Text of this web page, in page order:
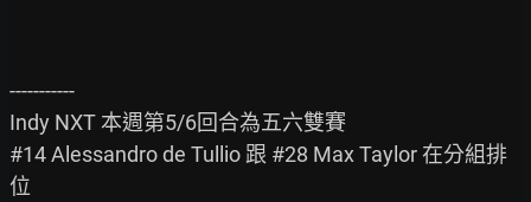
-----------
Indy NXT 本週第5/6回合為五六雙賽
#14 Alessandro de Tullio 跟 #28 Max Taylor 在分組排
位